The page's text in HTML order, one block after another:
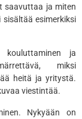
saavuttaa ja miten
esimerkiksi
ja
miksi
heitä ja yritystä.
viestintää.
Nykyään on